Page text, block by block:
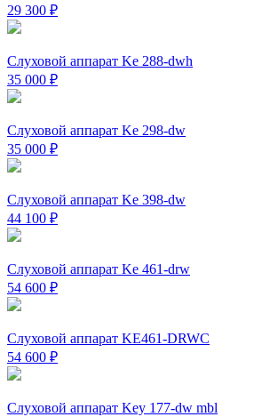
29 300 ₽
Слуховой аппарат Ke 288-dwh
35 000 ₽
Слуховой аппарат Ke 298-dw
35 000 ₽
Слуховой аппарат Ke 398-dw
44 100 ₽
Слуховой аппарат Ke 461-drw
54 600 ₽
Слуховой аппарат KE461-DRWC
54 600 ₽
Слуховой аппарат Key 177-dw mbl